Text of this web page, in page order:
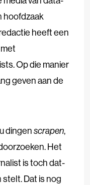
hoofdzaak
heeft een
Op die manier
geven aan de
dingenscrapen,
Het
is toch dat-
Dat is nog